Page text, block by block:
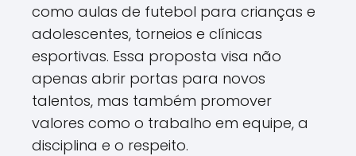
como aulas de futebol para crianças e
adolescentes, torneios e clínicas
esportivas. Essa proposta visa não
apenas abrir portas para novos
talentos, mas também promover
valores como o trabalho em equipe, a
disciplina e o respeito.